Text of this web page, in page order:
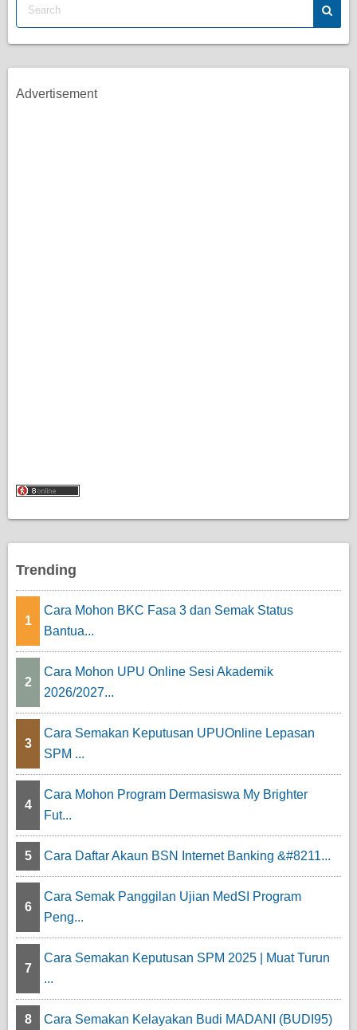
Advertisement
Trending
1
Cara Mohon BKC Fasa 3 dan Semak Status
Bantua...
2
Cara Mohon UPU Online Sesi Akademik
2026/2027...
3
Cara Semakan Keputusan UPUOnline Lepasan
SPM ...
4
Cara Mohon Program Dermasiswa My Brighter
Fut...
5 Cara Daftar Akaun BSN Internet Banking &#8211...
6
Cara Semak Panggilan Ujian MedSI Program
Peng...
7
Cara Semakan Keputusan SPM 2025 | Muat Turun
...
8 Cara Semakan Kelayakan Budi MADANI (BUDI95)